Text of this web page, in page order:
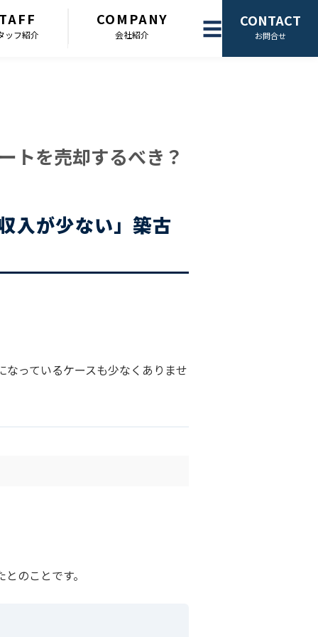
ッフ紹介
COMPANY
会社紹介 ☰ CONTACT
お問合せ
トを売却するべき？
入が少ない」築古
なっているケースも少なくありませ
のことです。